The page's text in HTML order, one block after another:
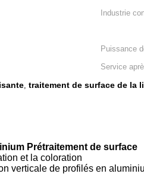
Industrie
Puissance
Service
, traitement de surface de la
Prétraitement de surface
et la coloration
verticale de profilés en